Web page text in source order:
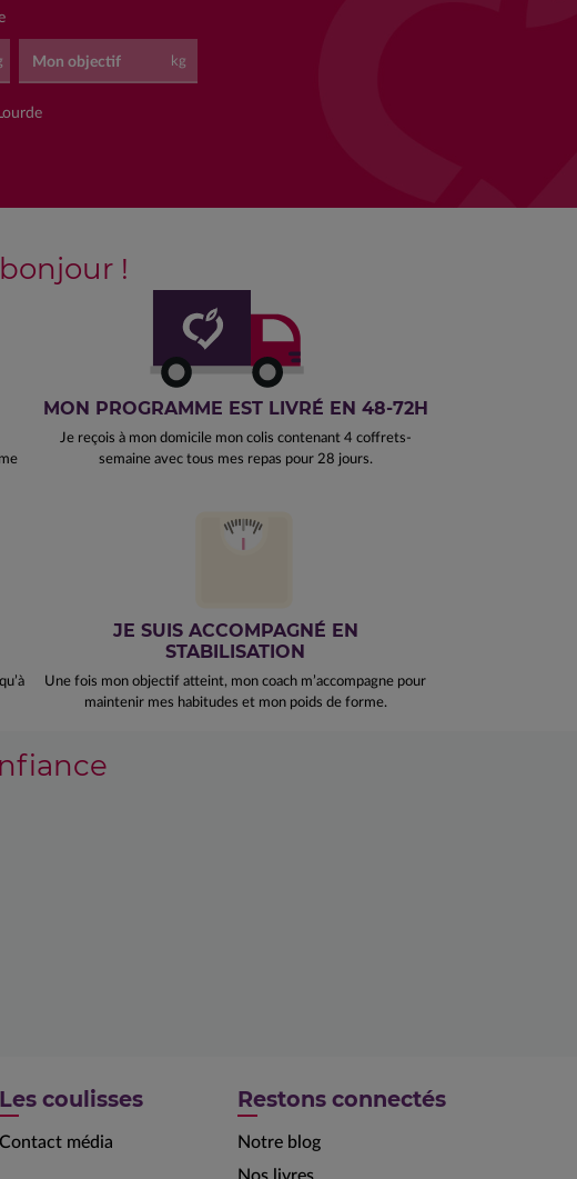
Mon objectif kg
!
MON PROGRAMME EST LIVRÉ EN 48-72H
Je reçois à mon domicile mon colis contenant 4 coffrets-
semaine avec tous mes repas pour 28 jours.
JE SUIS ACCOMPAGNÉ EN
STABILISATION
Une fois mon objectif atteint, mon coach m’accompagne pour
maintenir mes habitudes et mon poids de forme.
Les coulisses
Contact média
Restons connectés
Notre blog